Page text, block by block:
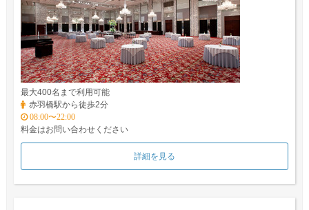
最大400名まで利用可能
赤羽橋駅から徒歩2分
08:00〜22:00
料金はお問い合わせください
詳細を見る